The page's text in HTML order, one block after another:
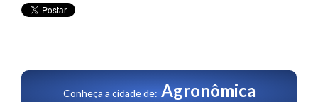
Conheça a cidade de: Agronômica